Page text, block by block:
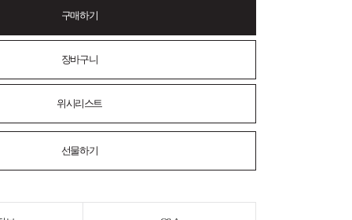
구매하기
장바구니
위시리스트
선물하기